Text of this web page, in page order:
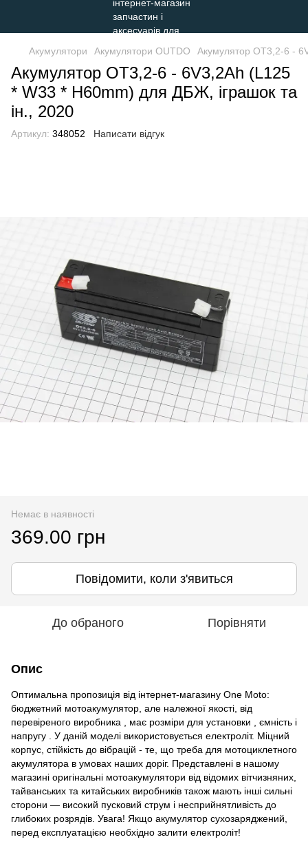
Акумулятори Акумулятори OUTDO Акумулятор OT3,2-6 -
Акумулятор OT3,2-6 - 6V3,2Ah (L125
* W33 * H60mm) для ДБЖ, іграшок та
ін., 2020
Артикул: 348052 Написати відгук
Немає в наявності
369.00 грн
Повідомити, коли з'явиться
До обраного Порівняти
Опис
Оптимальна пропозиція від інтернет-магазину One Moto:
бюджетний мотоакумулятор, але належної якості, від
перевіреного виробника , має розміри для установки , ємність і
напругу . У даній моделі використовується електроліт. Міцний
корпус, стійкість до вібрацій - те, що треба для мотоциклетного
акумулятора в умовах наших доріг. Представлені в нашому
магазині оригінальні мотоакумулятори від відомих вітчизняних,
тайванських та китайських виробників також мають інші сильні
сторони — високий пусковий струм і несприйнятливість до
глибоких розрядів. Увага! Якщо акумулятор сухозаряджений,
перед експлуатацією необхідно залити електроліт!